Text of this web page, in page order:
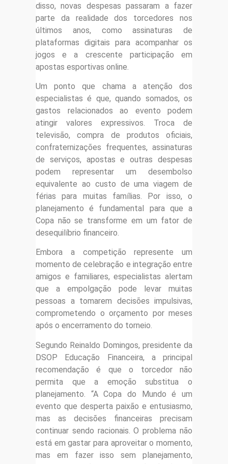
disso, novas despesas passaram a fazer
parte da realidade dos torcedores nos
últimos anos, como assinaturas de
plataformas digitais para acompanhar os
jogos e a crescente participação em
apostas esportivas online.
Um ponto que chama a atenção dos
especialistas é que, quando somados, os
gastos relacionados ao evento podem
atingir valores expressivos. Troca de
televisão, compra de produtos oficiais,
confraternizações frequentes, assinaturas
de serviços, apostas e outras despesas
podem representar um desembolso
equivalente ao custo de uma viagem de
férias para muitas famílias. Por isso, o
planejamento é fundamental para que a
Copa não se transforme em um fator de
desequilíbrio financeiro.
Embora a competição represente um
momento de celebração e integração entre
amigos e familiares, especialistas alertam
que a empolgação pode levar muitas
pessoas a tomarem decisões impulsivas,
comprometendo o orçamento por meses
após o encerramento do torneio.
Segundo Reinaldo Domingos, presidente da
DSOP Educação Financeira, a principal
recomendação é que o torcedor não
permita que a emoção substitua o
planejamento. “A Copa do Mundo é um
evento que desperta paixão e entusiasmo,
mas as decisões financeiras precisam
continuar sendo racionais. O problema não
está em gastar para aproveitar o momento,
mas em fazer isso sem planejamento,